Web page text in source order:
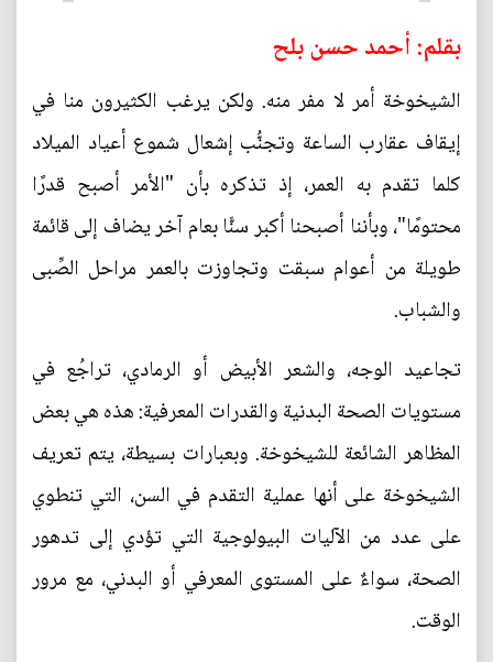
بقلم: أحمد حسن بلح
الشيخوخة أمر لا مفر منه. ولكن يرغب الكثيرون منا في
إيقاف عقارب الساعة وتجنُّب إشعال شموع أعياد الميلاد
كلما تقدم به العمر، إذ تذكره بأن "الأمر أصبح قدرًا
محتومًا"، وبأننا أصبحنا أكبر سنًّا بعام آخر يضاف إلى قائمة
طويلة من أعوام سبقت وتجاوزت بالعمر مراحل الصِّبى
والشباب.
تجاعيد الوجه، والشعر الأبيض أو الرمادي، تراجُع في
مستويات الصحة البدنية والقدرات المعرفية: هذه هي بعض
المظاهر الشائعة للشيخوخة. وبعبارات بسيطة، يتم تعريف
الشيخوخة على أنها عملية التقدم في السن، التي تنطوي
على عدد من الآليات البيولوجية التي تؤدي إلى تدهور
الصحة، سواءٌ على المستوى المعرفي أو البدني، مع مرور
الوقت.